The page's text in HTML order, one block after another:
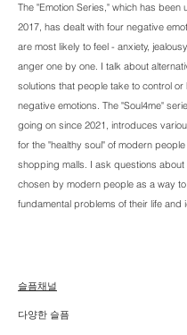
The "Emotion Series," which has been
2017, has dealt with four negative
are most likely to feel - anxiety,
anger one by one. I talk about
solutions that people take to control or
negative emotions. The "Soul4me"
going on since 2021, introduces
for the "healthy soul" of modern
shopping malls. I ask questions about
chosen by modern people as a way
fundamental problems of their life and
슬픔채널
다양한 슬픔